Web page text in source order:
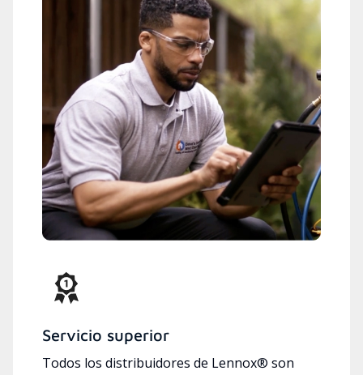
Servicio superior
Todos los distribuidores de Lennox® son